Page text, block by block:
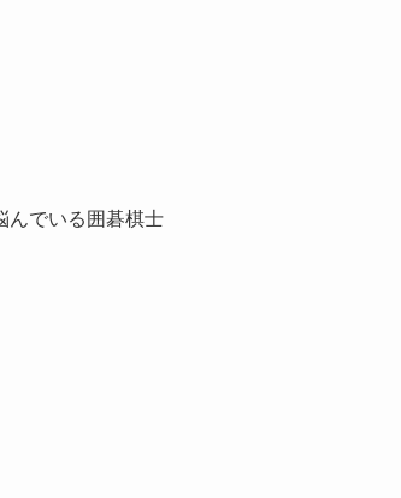
んでいる囲碁棋士